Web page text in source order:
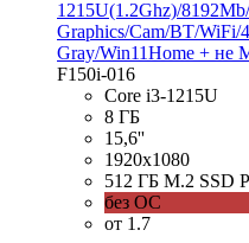
1215U(1.2Ghz)/
Graphics/Cam/BT/WiFi/
Gray/Win11Home + не
F150i-016
Core i3-1215U
8 ГБ
15,6''
1920x1080
512 ГБ M.2 SSD
без ОС
от 1.7